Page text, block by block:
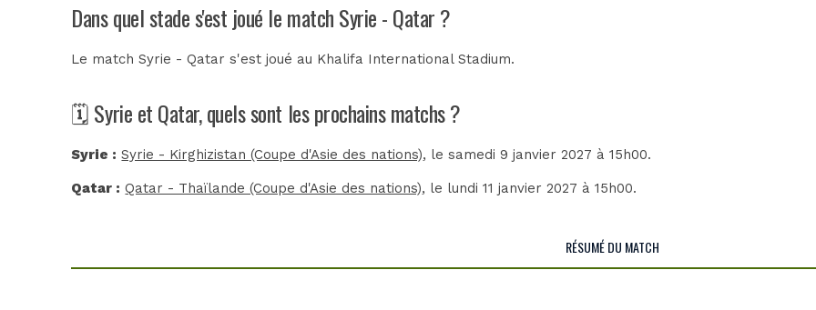
Dans quel stade s'est joué le match Syrie - Qatar ?
Le match Syrie - Qatar s'est joué au Khalifa International Stadium.
🗓️ Syrie et Qatar, quels sont les prochains matchs ?
Syrie : Syrie - Kirghizistan (Coupe d'Asie des nations), le samedi 9 janvier 2027 à 15h00.
Qatar : Qatar - Thaïlande (Coupe d'Asie des nations), le lundi 11 janvier 2027 à 15h00.
RÉSUMÉ DU MATCH